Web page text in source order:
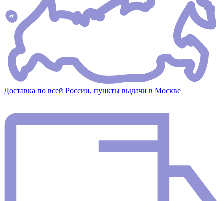
Доставка по всей России, пункты выдачи в Москве